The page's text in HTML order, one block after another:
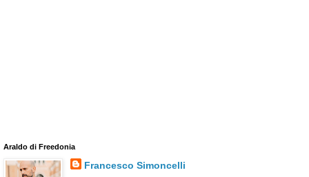
Araldo di Freedonia
Francesco Simoncelli